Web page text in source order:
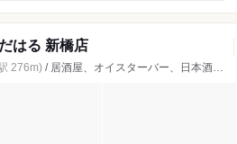
はる 新橋店
276m) / 居酒屋、オイスターバー、日本酒バー